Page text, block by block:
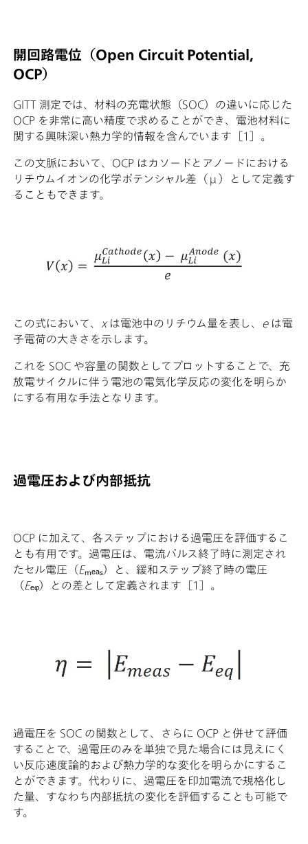
開回路電位（Open Circuit Potential,
OCP）
GITT 測定では、材料の充電状態（SOC）の違いに応じた
OCP を非常に高い精度で求めることができ、電池材料に
関する興味深い熱力学的情報を含んでいます［1］。
この文脈において、OCP はカソードとアノードにおける
リチウムイオンの化学ポテンシャル差（μ）として定義す
ることもできます。
この式において、 xは電池中のリチウム量を表し、 eは電
子電荷の大きさを示します。
これを SOC や容量の関数としてプロットすることで、充
放電サイクルに伴う電池の電気化学反応の変化を明らか
にする有用な手法となります。
過電圧および内部抵抗
OCP に加えて、各ステップにおける過電圧を評価するこ
とも有用です。過電圧は、電流パルス終了時に測定され
たセル電圧（ Eₘₑₐₛ）と、緩和ステップ終了時の電圧
（ Eₑᵩ）との差として定義されます［1］。
過電圧を SOC の関数として、さらに OCP と併せて評価
することで、過電圧のみを単独で見た場合には見えにく
い反応速度論的および熱力学的な変化を明らかにするこ
とができます。代わりに、過電圧を印加電流で規格化し
た量、すなわち内部抵抗の変化を評価することも可能で
す。